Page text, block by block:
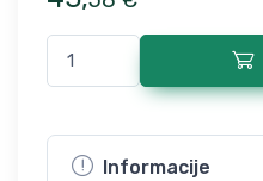
Informacije